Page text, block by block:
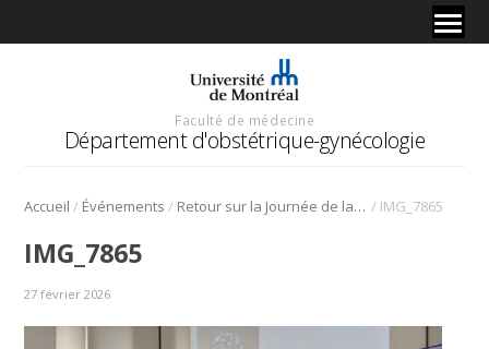
Faculté de médecine
Département d'obstétrique-gynécologie
Accueil / Événements / Retour sur la Journée de la recherche 2025 / IMG_7865
IMG_7865
27 février 2026